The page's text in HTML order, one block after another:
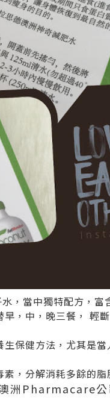
當中獨特配方，富
，中，晚三餐， 輕
保健方法，尤其是
，分解消耗多餘的脂
Pharmacare公